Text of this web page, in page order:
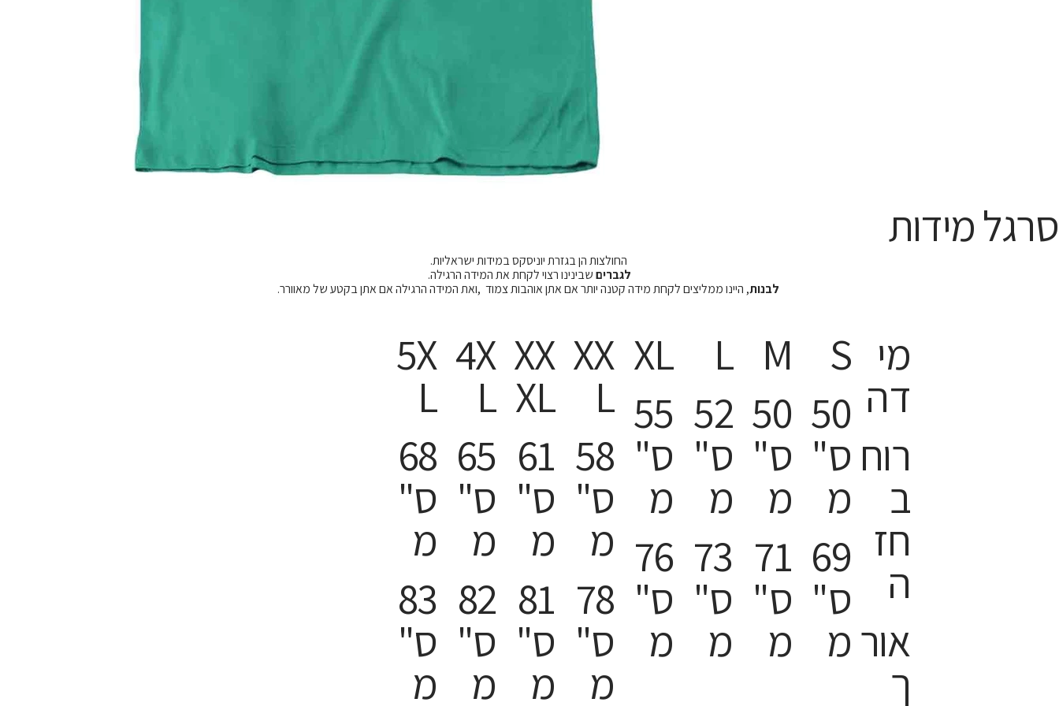
סרגל מידות
החולצות הן בגזרת יוניסקס במידות ישראליות.
לגבריםשבינינו רצוי לקחת את המידה הרגילה.
לבנות, היינו ממליצים לקחת מידה קטנה יותר אם אתן אוהבות צמוד ,ואת המידה הרגילה אם אתן בקטע של מאוורר.
5X
L
68
ס"
מ
83
ס"
מ
4X
L
65
ס"
מ
82
ס"
מ
XX
XL
61
ס"
מ
81
ס"
מ
XX
L
58
ס"
מ
78
ס"
מ
XL
55
ס"
מ
76
ס"
מ
L
52
ס"
מ
73
ס"
מ
M
50
ס"
מ
71
ס"
מ
S
50
ס"
מ
69
ס"
מ
מי
דה
רוח
ב
חז
ה
אור
ך